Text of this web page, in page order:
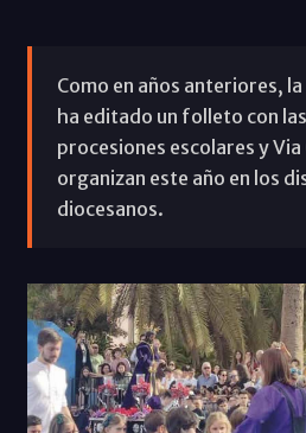
Como en años anteriores,
ha editado un folleto con
procesiones escolares y Via
organizan este año en los
diocesanos.